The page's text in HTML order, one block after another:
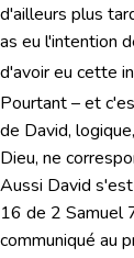
d'ailleurs plus
as eu l'intention
d'avoir eu cette
Pourtant – et
de David,
Dieu, ne
Aussi David
16 de 2 Samuel
communiqué au